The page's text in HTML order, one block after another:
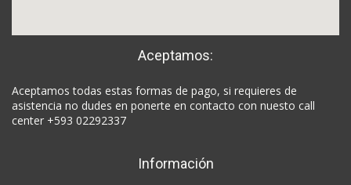
Aceptamos:
Aceptamos todas estas formas de pago, si requieres de
asistencia no dudes en ponerte en contacto con nuesto call
center +593 02292337
Información